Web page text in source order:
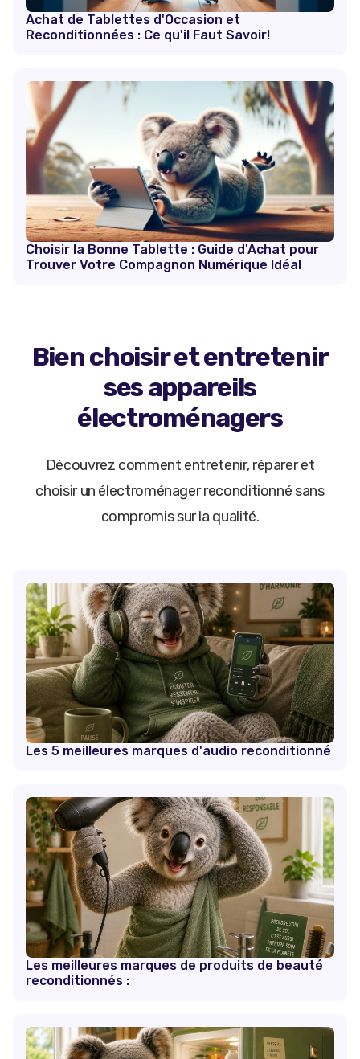
Achat de Tablettes d'Occasion et
Reconditionnées : Ce qu'il Faut Savoir!
Choisir la Bonne Tablette : Guide d'Achat pour
Trouver Votre Compagnon Numérique Idéal
Bien choisir et entretenir
ses appareils
électroménagers
Découvrez comment entretenir, réparer et
choisir un électroménager reconditionné sans
compromis sur la qualité.
Les 5 meilleures marques d'audio reconditionné
Les meilleures marques de produits de beauté
reconditionnés :